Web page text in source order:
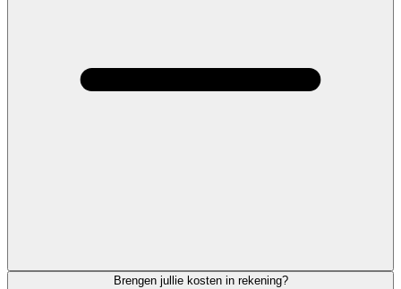
Brengen jullie kosten in rekening?